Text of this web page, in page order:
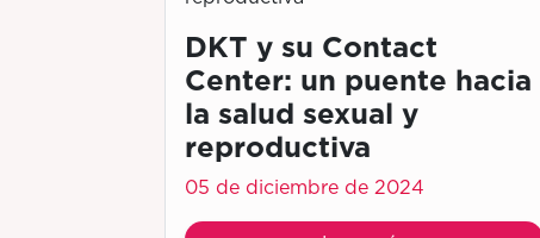
DKT y su Contact
Center: un puente hacia
la salud sexual y
reproductiva
05 de diciembre de 2024